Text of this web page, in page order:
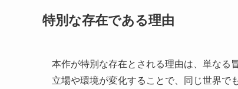
特別な存在である理由
本作が特別な存在とされる理由は、単なる
立場や環境が変化することで、同じ世界で